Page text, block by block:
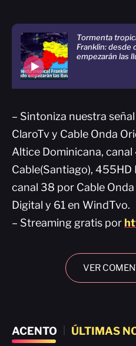
Tormenta
Franklin: desde
empezarán las
– Sintoniza nuestra
ClaroTv y Cable Onda
Altice Dominicana, canal
Cable(Santiago), 455HD
canal 38 por Cable
Digital y 61 en WindTvo.
– Streaming gratis por
VER
ACENTO ÚLTIMAS